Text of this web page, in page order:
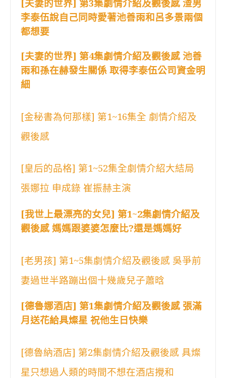
[夫妻的世界] 第3集劇情介紹及觀後感 渣男
李泰伍說自己同時愛著池善雨和呂多景兩個
都想要
[夫妻的世界] 第4集劇情介紹及觀後感 池善
雨和孫在赫發生關係 取得李泰伍公司資金明
細
[金秘書為何那樣] 第1~16集全 劇情介紹及
觀後感
[皇后的品格] 第1~52集全劇情介紹大結局
張娜拉 申成錄 崔振赫主演
[我世上最漂亮的女兒] 第1~2集劇情介紹及
觀後感 媽媽跟婆婆怎麼比?還是媽媽好
[老男孩] 第1~5集劇情介紹及觀後感 吳爭前
妻過世半路蹦出個十幾歲兒子蕭晗
[德魯娜酒店] 第1集劇情介紹及觀後感 張滿
月送花給具燦星 祝他生日快樂
[德魯納酒店] 第2集劇情介紹及觀後感 具燦
星只想過人類的時間不想在酒店攪和